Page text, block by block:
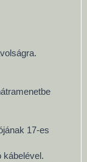
17-es
kábelével.